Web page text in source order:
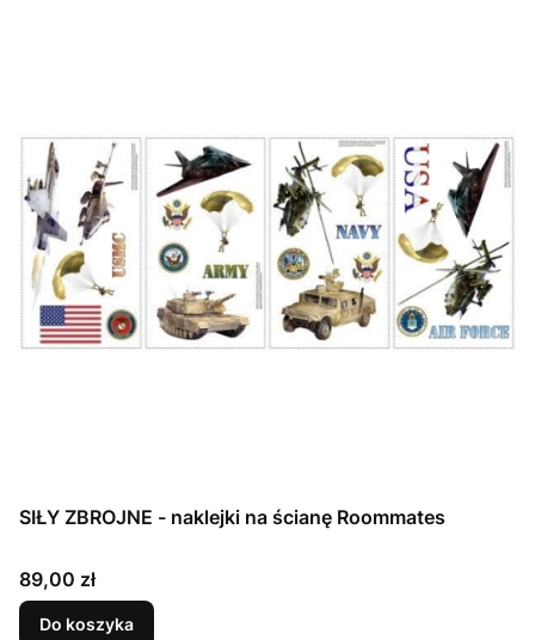
SIŁY ZBROJNE - naklejki na ścianę Roommates
Cena
89,00 zł
Do koszyka